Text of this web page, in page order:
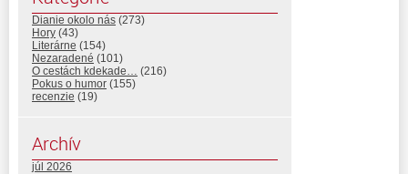
Dianie okolo nás (273)
Hory (43)
Literárne (154)
Nezaradené (101)
O cestách kdekade… (216)
Pokus o humor (155)
recenzie (19)
Archív
júl 2026